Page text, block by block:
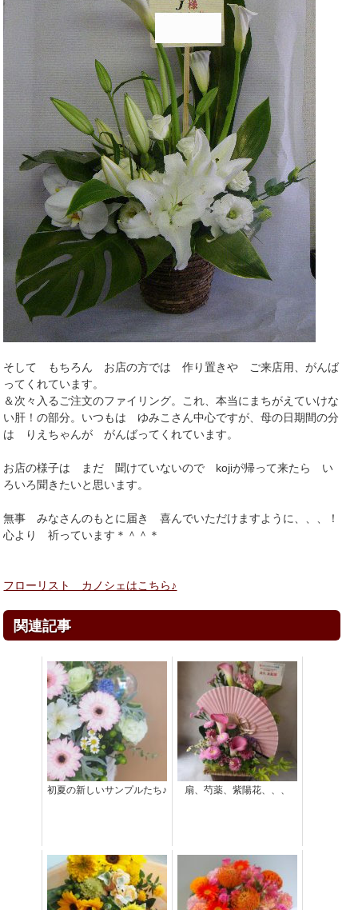
そして もちろん お店の方では 作り置きや ご来店用、がんば
ってくれています。
＆次々入るご注文のファイリング。これ、本当にまちがえていけな
い肝！の部分。いつもは ゆみこさん中心ですが、母の日期間の分
は りえちゃんが がんばってくれています。
お店の様子は まだ 聞けていないので kojiが帰って来たら い
ろいろ聞きたいと思います。
無事 みなさんのもとに届き 喜んでいただけますように、、、！
心より 祈っています＊＾＾＊
フローリスト カノシェはこちら♪
関連記事
初夏の新しいサンプルたち♪ 扇、芍薬、紫陽花、、、